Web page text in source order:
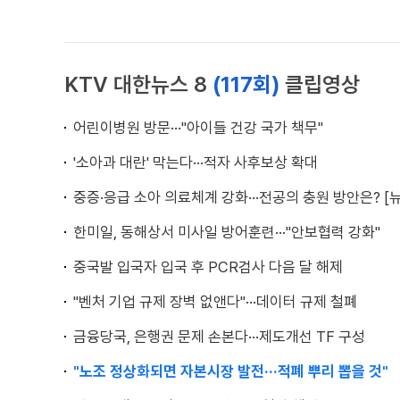
KTV 대한뉴스 8 (117회) 클립영상
어린이병원 방문···"아이들 건강 국가 책무"
'소아과 대란' 막는다···적자 사후보상 확대
중증·응급 소아 의료체계 강화···전공의 충원 방안은? [
한미일, 동해상서 미사일 방어훈련···"안보협력 강화"
중국발 입국자 입국 후 PCR검사 다음 달 해제
"벤처 기업 규제 장벽 없앤다"···데이터 규제 철폐
금융당국, 은행권 문제 손본다···제도개선 TF 구성
"노조 정상화되면 자본시장 발전···적폐 뿌리 뽑을 것"